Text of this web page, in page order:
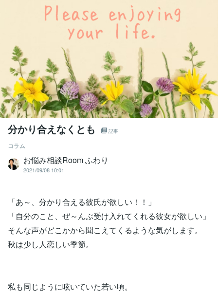
分かり合えなくとも 記事
コラム
‪‬お悩み相談Room‪ ふわり
2021/09/08 10:01
「あ～、分かり合える彼氏が欲しい！！」
「自分のこと、ぜ～んぶ受け入れてくれる彼女が欲しい」
そんな声がどこかから聞こえてくるような気がします。
秋は少し人恋しい季節。
私も同じように呟いていた若い頃。